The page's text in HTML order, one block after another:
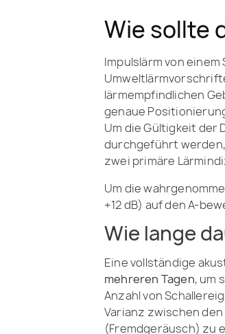
Wie sollte
Impulslärm von
lärmempfindlichen
genaue
Um die Gültigkeit der
durchgeführt werden,
zwei primäre
Um die
+12 dB) auf den A-
Wie lange
Eine vollständige
mehreren Tagen, um
Anzahl von
Varianz zwischen
(Fremdgeräusch) zu